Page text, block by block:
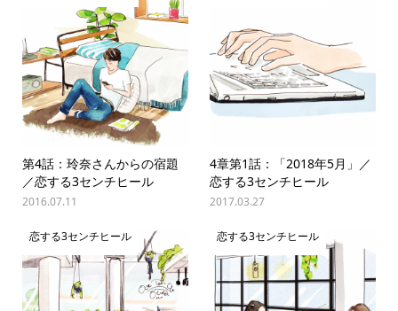
第4話：玲奈さんからの宿題
／恋する3センチヒール
2016.07.11
4章第1話：「2018年5月」／
恋する3センチヒール
2017.03.27
恋する3センチヒール 恋する3センチヒール